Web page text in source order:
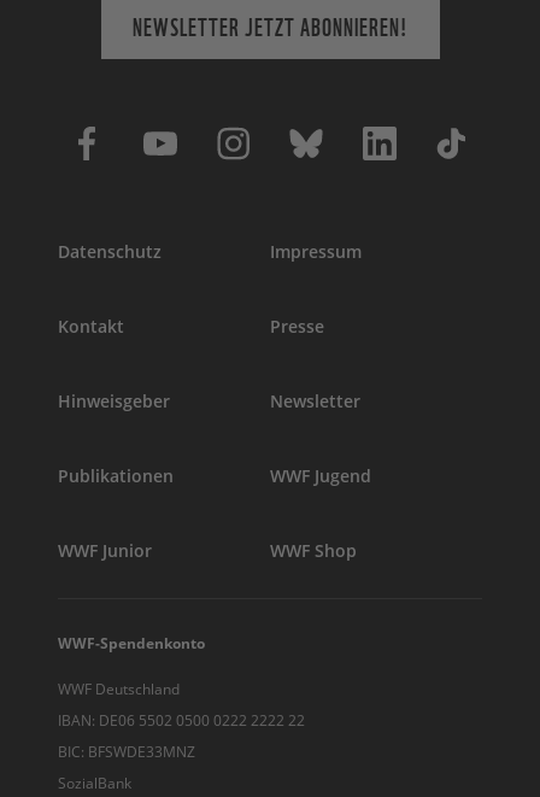
NEWSLETTER JETZT ABONNIEREN!
Datenschutz Impressum
Kontakt Presse
Hinweisgeber Newsletter
Publikationen WWF Jugend
WWF Junior WWF Shop
WWF-Spendenkonto
WWF Deutschland
IBAN: DE06 5502 0500 0222 2222 22
BIC: BFSWDE33MNZ
SozialBank